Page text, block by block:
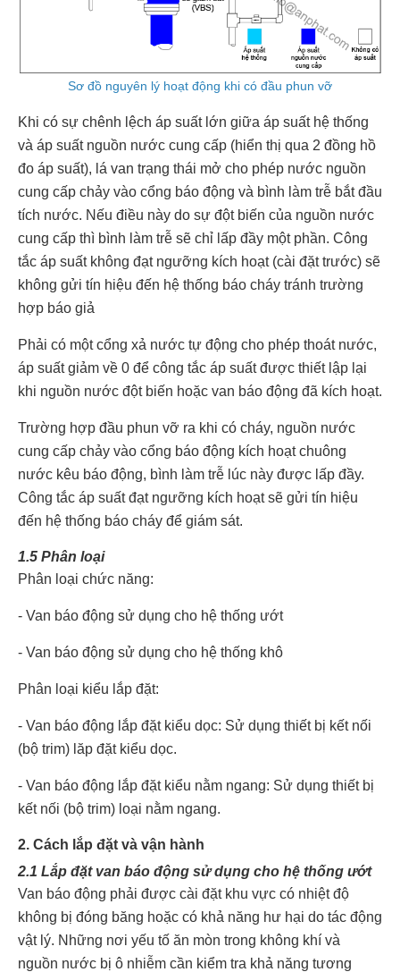
Sơ đồ nguyên lý hoạt động khi có đầu phun vỡ
Khi có sự chênh lệch áp suất lớn giữa áp suất hệ thống
và áp suất nguồn nước cung cấp (hiển thị qua 2 đồng hồ
đo áp suất), lá van trạng thái mở cho phép nước nguồn
cung cấp chảy vào cổng báo động và bình làm trễ bắt đầu
tích nước. Nếu điều này do sự đột biến của nguồn nước
cung cấp thì bình làm trễ sẽ chỉ lấp đầy một phần. Công
tắc áp suất không đạt ngưỡng kích hoạt (cài đặt trước) sẽ
không gửi tín hiệu đến hệ thống báo cháy tránh trường
hợp báo giả
Phải có một cổng xả nước tự động cho phép thoát nước,
áp suất giảm về 0 để công tắc áp suất được thiết lập lại
khi nguồn nước đột biến hoặc van báo động đã kích hoạt.
Trường hợp đầu phun vỡ ra khi có cháy, nguồn nước
cung cấp chảy vào cổng báo động kích hoạt chuông
nước kêu báo động, bình làm trễ lúc này được lấp đầy.
Công tắc áp suất đạt ngưỡng kích hoạt sẽ gửi tín hiệu
đến hệ thống báo cháy để giám sát.
1.5 Phân loại
Phân loại chức năng:
- Van báo động sử dụng cho hệ thống ướt
- Van báo động sử dụng cho hệ thống khô
Phân loại kiểu lắp đặt:
- Van báo động lắp đặt kiểu dọc: Sử dụng thiết bị kết nối
(bộ trim) lăp đặt kiểu dọc.
- Van báo động lắp đặt kiểu nằm ngang: Sử dụng thiết bị
kết nối (bộ trim) loại nằm ngang.
2. Cách lắp đặt và vận hành
2.1 Lắp đặt van báo động sử dụng cho hệ thống ướt
Van báo động phải được cài đặt khu vực có nhiệt độ
không bị đóng băng hoặc có khả năng hư hại do tác động
vật lý. Những nơi yếu tố ăn mòn trong không khí và
nguồn nước bị ô nhiễm cần kiểm tra khả năng tương